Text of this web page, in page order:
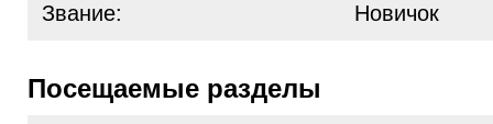
Звание:
Новичок
Посещаемые разделы